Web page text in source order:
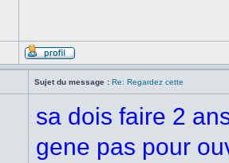
Sujet du message : Re: Regardez cette
sa dois faire 2
gene pas pour